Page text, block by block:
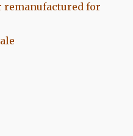
remanufactured for